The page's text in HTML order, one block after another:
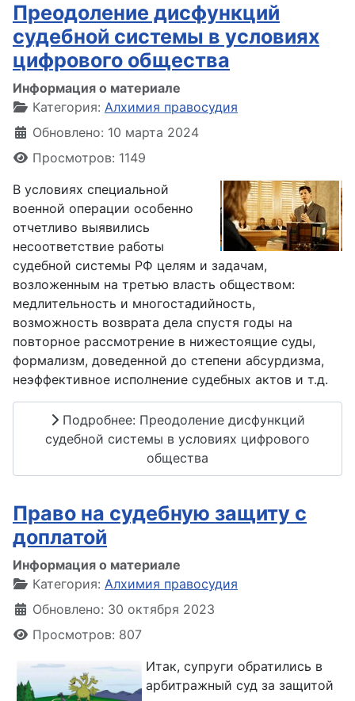
Преодоление дисфункций
судебной системы в условиях
цифрового общества
Информация о материале
Категория: Алхимия правосудия
Обновлено: 10 марта 2024
Просмотров: 1149
В условиях специальной
военной операции особенно
отчетливо выявились
несоответствие работы
судебной системы РФ целям и задачам,
возложенным на третью власть обществом:
медлительность и многостадийность,
возможность возврата дела спустя годы на
повторное рассмотрение в нижестоящие суды,
формализм, доведенной до степени абсурдизма,
неэффективное исполнение судебных актов и т.д.
Подробнее: Преодоление дисфункций
судебной системы в условиях цифрового
общества
Право на судебную защиту с
доплатой
Информация о материале
Категория: Алхимия правосудия
Обновлено: 30 октября 2023
Просмотров: 807
Итак, супруги обратились в
арбитражный суд за защитой